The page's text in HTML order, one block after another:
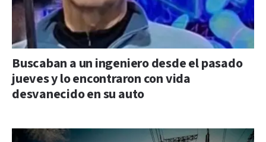
Buscaban a un ingeniero desde el pasado
jueves y lo encontraron con vida
desvanecido en su auto